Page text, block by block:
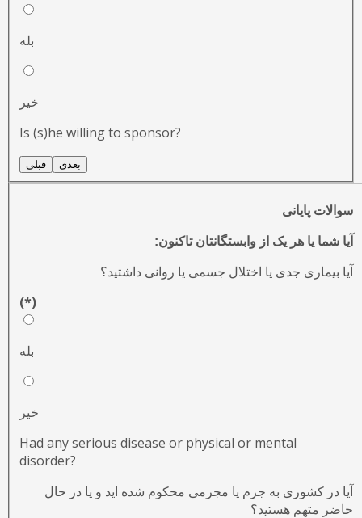
بله
خیر
Is (s)he willing to sponsor?
قبلی بعدی
سوالات پایانی
آیا شما یا هر یک از وابستگانتان تاکنون:
آیا بیماری جدی یا اختلال جسمی یا روانی داشتید؟
(*)
بله
خیر
Had any serious disease or physical or mental
disorder?
آیا در کشوری به جرم یا مجرمی محکوم شده اید و یا در حال
حاضر متهم هستید؟